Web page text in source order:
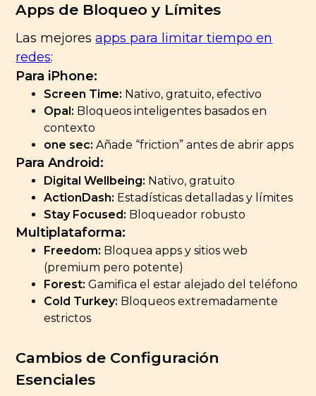
Apps de Bloqueo y Límites
Las mejoresapps para limitar tiempo en
redes:
Para iPhone:
Screen Time: Nativo, gratuito, efectivo
Opal: Bloqueos inteligentes basados en
contexto
one sec: Añade “friction” antes de abrir apps
Para Android:
Digital Wellbeing: Nativo, gratuito
ActionDash: Estadísticas detalladas y límites
Stay Focused: Bloqueador robusto
Multiplataforma:
Freedom: Bloquea apps y sitios web
(premium pero potente)
Forest: Gamifica el estar alejado del teléfono
Cold Turkey: Bloqueos extremadamente
estrictos
Cambios de Configuración
Esenciales